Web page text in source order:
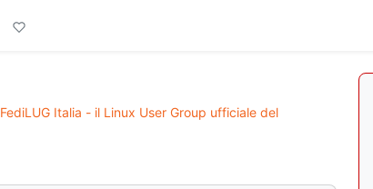
FediLUG Italia - il Linux User Group ufficiale del